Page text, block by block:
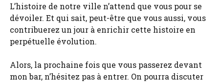
L’histoire de notre ville n’attend que vous pour se
dévoiler. Et qui sait, peut-être que vous aussi, vous
contribuerez un jour à enrichir cette histoire en
perpétuelle évolution.
Alors, la prochaine fois que vous passerez devant
mon bar, n’hésitez pas à entrer. On pourra discuter